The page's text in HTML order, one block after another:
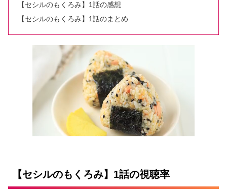
【セシルのもくろみ】1話の感想
【セシルのもくろみ】1話のまとめ
【セシルのもくろみ】1話の視聴率